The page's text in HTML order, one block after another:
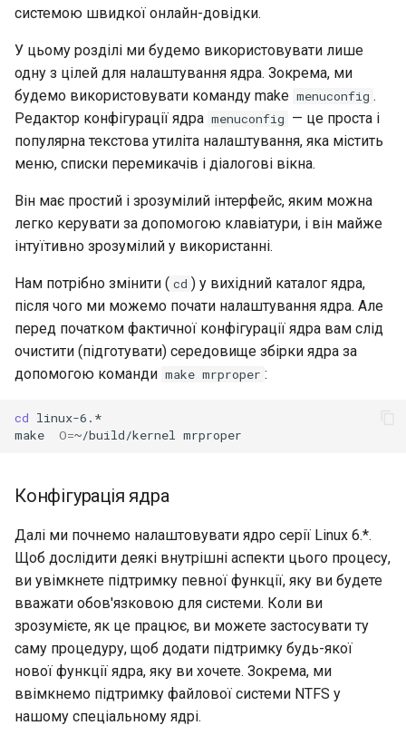
системою швидкої онлайн-довідки.
У цьому розділі ми будемо використовувати лише
одну з цілей для налаштування ядра. Зокрема, ми
будемо використовувати команду make menuconfig .
Редактор конфігурації ядра menuconfig — це проста і
популярна текстова утиліта налаштування, яка містить
меню, списки перемикачів і діалогові вікна.
Він має простий і зрозумілий інтерфейс, яким можна
легко керувати за допомогою клавіатури, і він майже
інтуїтивно зрозумілий у використанні.
Нам потрібно змінити ( cd ) у вихідний каталог ядра,
після чого ми можемо почати налаштування ядра. Але
перед початком фактичної конфігурації ядра вам слід
очистити (підготувати) середовище збірки ядра за
допомогою команди make mrproper :
cd linux-6.*
make
O=~/build/kernel
Конфігурація ядра
Далі ми почнемо налаштовувати ядро серії Linux 6.*.
Щоб дослідити деякі внутрішні аспекти цього процесу,
ви увімкнете підтримку певної функції, яку ви будете
вважати обов'язковою для системи. Коли ви
зрозумієте, як це працює, ви можете застосувати ту
саму процедуру, щоб додати підтримку будь-якої
нової функції ядра, яку ви хочете. Зокрема, ми
ввімкнемо підтримку файлової системи NTFS у
нашому спеціальному ядрі.